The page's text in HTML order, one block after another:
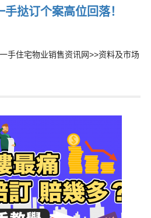
手挞订个案高位回落！
手住宅物业销售资讯网>>资料及市场